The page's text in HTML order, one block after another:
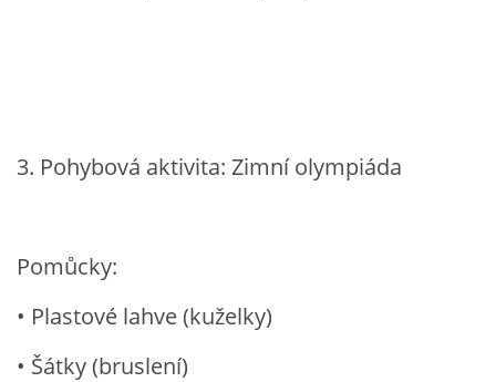
3. Pohybová aktivita: Zimní olympiáda
Pomůcky:
• Plastové lahve (kuželky)
• Šátky (bruslení)